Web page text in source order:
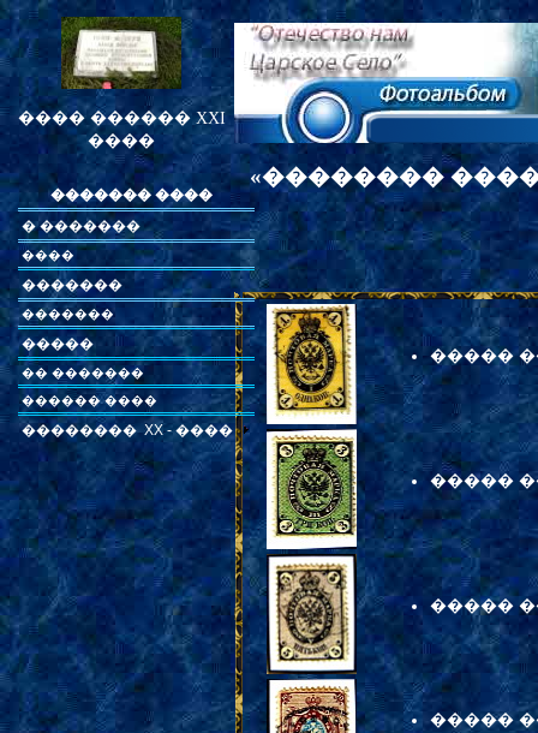
���� ������ XXI
����
«��������
�����
�����
�����
�����
������� ����
� �������
����
�������
�������
�����
�� �������
������ ����
�������� XX - ����